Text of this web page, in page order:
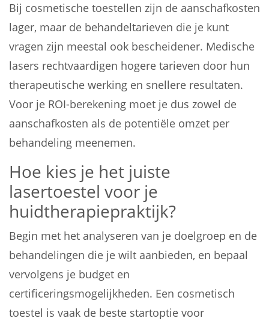
Bij cosmetische toestellen zijn de aanschafkosten
lager, maar de behandeltarieven die je kunt
vragen zijn meestal ook bescheidener. Medische
lasers rechtvaardigen hogere tarieven door hun
therapeutische werking en snellere resultaten.
Voor je ROI-berekening moet je dus zowel de
aanschafkosten als de potentiële omzet per
behandeling meenemen.
Hoe kies je het juiste
lasertoestel voor je
huidtherapiepraktijk?
Begin met het analyseren van je doelgroep en de
behandelingen die je wilt aanbieden, en bepaal
vervolgens je budget en
certificeringsmogelijkheden. Een cosmetisch
toestel is vaak de beste startoptie voor